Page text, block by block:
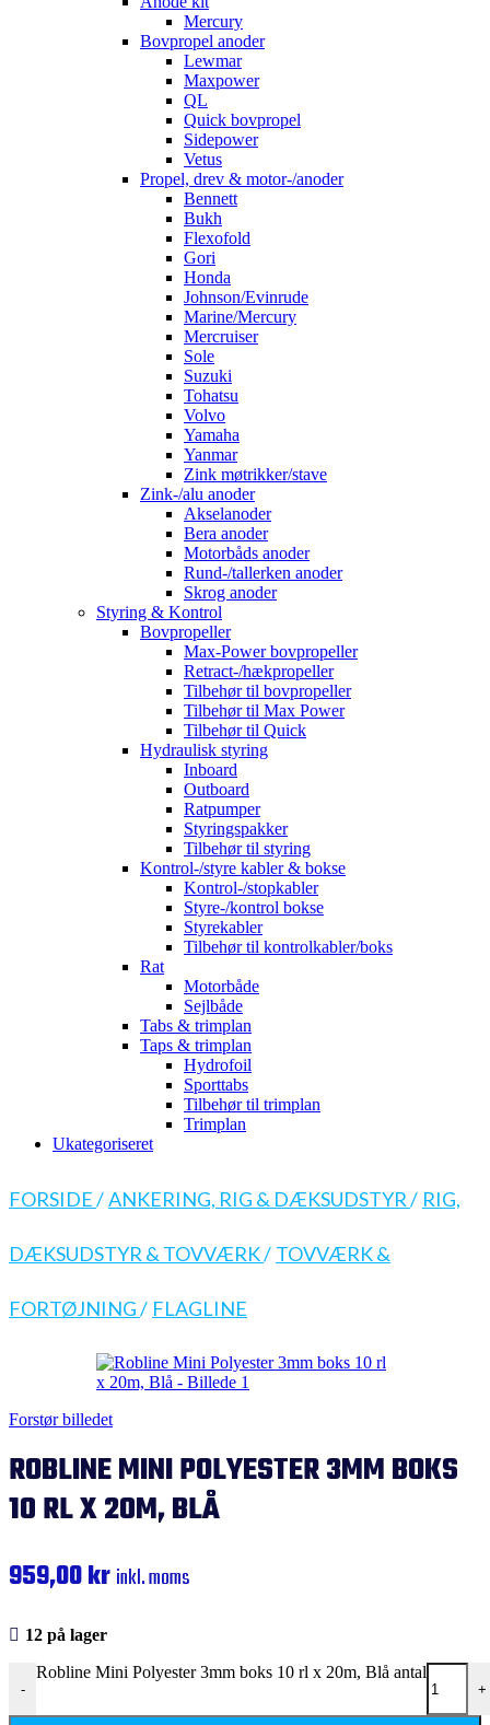
Mercury
Bovpropel anoder
Lewmar
Maxpower
QL
Quick bovpropel
Sidepower
Vetus
Propel, drev & motor-/anoder
Bennett
Bukh
Flexofold
Gori
Honda
Johnson/Evinrude
Marine/Mercury
Mercruiser
Sole
Suzuki
Tohatsu
Volvo
Yamaha
Yanmar
Zink møtrikker/stave
Zink-/alu anoder
Akselanoder
Bera anoder
Motorbåds anoder
Rund-/tallerken anoder
Skrog anoder
Styring & Kontrol
Bovpropeller
Max-Power bovpropeller
Retract-/hækpropeller
Tilbehør til bovpropeller
Tilbehør til Max Power
Tilbehør til Quick
Hydraulisk styring
Inboard
Outboard
Ratpumper
Styringspakker
Tilbehør til styring
Kontrol-/styre kabler & bokse
Kontrol-/stopkabler
Styre-/kontrol bokse
Styrekabler
Tilbehør til kontrolkabler/boks
Rat
Motorbåde
Sejlbåde
Tabs & trimplan
Taps & trimplan
Hydrofoil
Sporttabs
Tilbehør til trimplan
Trimplan
Ukategoriseret
FORSIDE/ANKERING, RIG & DÆKSUDSTYR/ RIG,
DÆKSUDSTYR & TOVVÆRK/ TOVVÆRK &
FORTØJNING/ FLAGLINE
Forstør billedet
ROBLINE MINI POLYESTER 3MM BOKS
10 RL X 20M, BLÅ
959,00kr inkl. moms
12 på lager
-
Robline Mini Polyester 3mm boks 10 rl x 20m, Blå antal
+